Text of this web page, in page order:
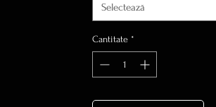
Selectează
Cantitate *